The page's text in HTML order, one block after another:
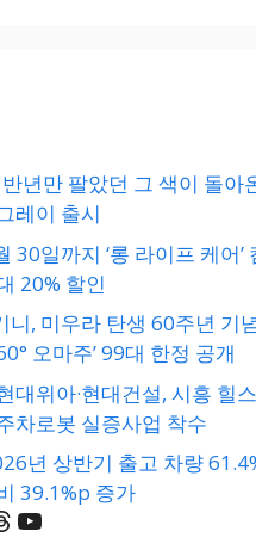
년만 팔았던 그 색이 돌아
레이 출시
30일까지 ‘롱 라이프 케어
20% 할인
니, 미우라 탄생 60주년 기
오마주’ 99대 한정 공개
대위아·현대건설, 시흥 힐
차로봇 실증사업 착수
년 상반기 출고 차량
39.1%p 증가
YouTube